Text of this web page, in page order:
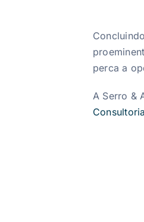
perca a
A Serro &